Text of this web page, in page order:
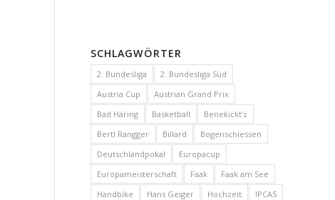
SCHLAGWÖRTER
2. Bundesliga
2. Bundesliga Süd
Austria Cup
Austrian Grand Prix
Bad Häring
Basketball
Benekickt'z
Bertl Rangger
Billard
Bogenschiessen
Deutschlandpokal
Europacup
Europameisterschaft
Faak
Faak am See
Handbike
Hans Geiger Hochzeit
IPCAS